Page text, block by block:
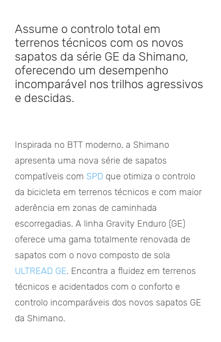
Assume o controlo total em
terrenos técnicos com os novos
sapatos da série GE da Shimano,
oferecendo um desempenho
incomparável nos trilhos agressivos
e descidas.
Inspirada no BTT moderno, a Shimano
apresenta uma nova série de sapatos
compatíveis com SPD que otimiza o controlo
da bicicleta em terrenos técnicos e com maior
aderência em zonas de caminhada
escorregadias. A linha Gravity Enduro (GE)
oferece uma gama totalmente renovada de
sapatos com o novo composto de sola
ULTREAD GE. Encontra a fluidez em terrenos
técnicos e acidentados com o conforto e
controlo incomparáveis ​​dos novos sapatos GE
da Shimano.